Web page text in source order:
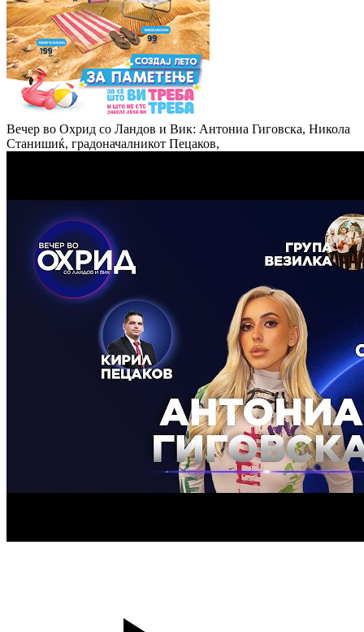
Вечер во Охрид со Ландов и Вик: Антониа Гиговска, Никола
Станишиќ, градоначалникот Пецаков,